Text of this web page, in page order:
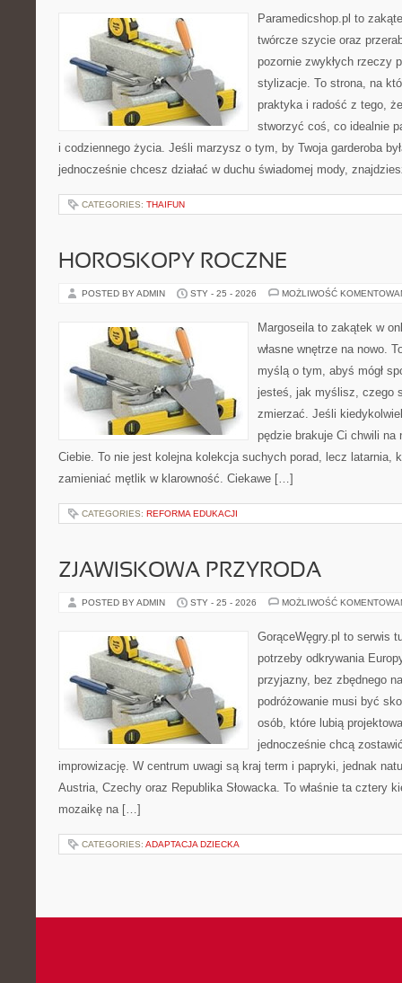
Paramedicshop.pl to
twórcze szycie oraz
pozornie zwykłych rzeczy
stylizacje. To strona, na
praktyka i radość z tego,
stworzyć coś, co idealnie
i codziennego życia. Jeśli marzysz o tym, by Twoja garderoba
jednocześnie chcesz działać w duchu świadomej mody,
CATEGORIES: THAIFUN
HOROSKOPY ROCZNE
POSTED BY ADMIN STY - 25 - 2026 MOŻLIWOŚĆ
Margoseila to zakątek w
własne wnętrze na nowo.
myślą o tym, abyś mógł
jesteś, jak myślisz, czego
zmierzać. Jeśli
pędzie brakuje Ci chwili na
Ciebie. To nie jest kolejna kolekcja suchych porad, lecz latarnia,
zamieniać mętlik w klarowność. Ciekawe […]
CATEGORIES: REFORMA EDUKACJI
ZJAWISKOWA PRZYRODA
POSTED BY ADMIN STY - 25 - 2026 MOŻLIWOŚĆ
GorąceWęgry.pl to serwis
potrzeby odkrywania
przyjazny, bez zbędnego
podróżowanie musi być
osób, które lubią
jednocześnie chcą
improwizację. W centrum uwagi są kraj term i papryki, jednak
Austria, Czechy oraz Republika Słowacka. To właśnie ta cztery
mozaikę na […]
CATEGORIES: ADAPTACJA DZIECKA